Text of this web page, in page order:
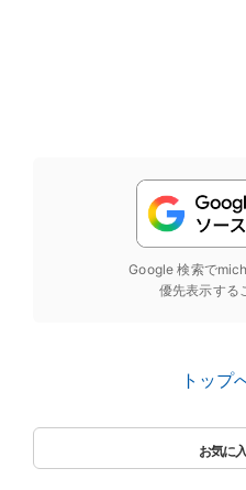
Google 検索で
優先表示する
トップ